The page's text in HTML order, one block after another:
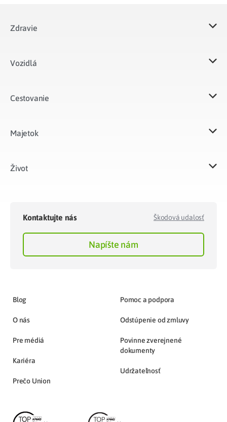
Zdravie
Vozidlá​
Cestovanie
Majetok​
Život​
Kontaktujte nás Škodová udalosť
Napíšte nám
Blog
O nás
Pre médiá
Kariéra
Prečo Union
Pomoc a podpora
Odstúpenie od zmluvy
Povinne zverejnené
dokumenty
Udržateľnosť